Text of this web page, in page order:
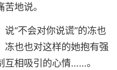
地说。
“不会对你说谎”的冻也
冻也也对这样的她抱有强
互相吸引的心情……。